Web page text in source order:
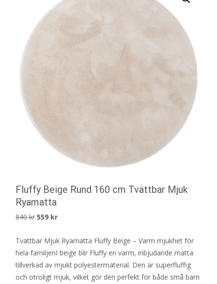
Fluffy Beige Rund 160 cm Tvättbar Mjuk
Ryamatta
840kr Det
priset
var:
840 kr.
559 krDet
priset
är:
559 kr.
Tvättbar Mjuk Ryamatta Fluffy Beige – Varm mjukhet för
hela familjenI beige blir Fluffy en varm, inbjudande matta
tillverkad av mjukt polyestermaterial. Den är superfluffig
och otroligt mjuk, vilket gör den perfekt för både små barn